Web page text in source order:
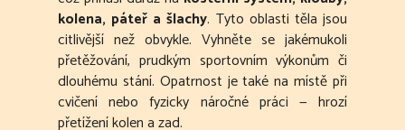
kolena, páteř a šlachy. Tyto oblasti těla jsou
citlivější než obvykle. Vyhněte se jakémukoli
přetěžování, prudkým sportovním výkonům či
dlouhému stání. Opatrnost je také na místě při
cvičení nebo fyzicky náročné práci — hrozí
přetížení kolen a zad.